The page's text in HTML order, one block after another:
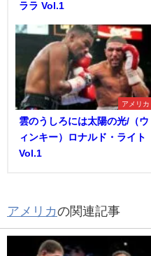
ララ Vol.1
アメリカ
雲のうしろには太陽の光/（ウ
ィンキー）ロナルド・ライト
Vol.1
アメリカの関連記事